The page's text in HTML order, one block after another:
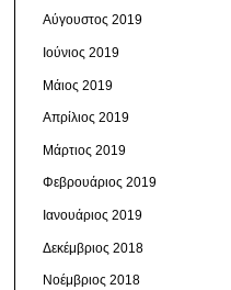
Αύγουστος 2019
Ιούνιος 2019
Μάιος 2019
Απρίλιος 2019
Μάρτιος 2019
Φεβρουάριος 2019
Ιανουάριος 2019
Δεκέμβριος 2018
Νοέμβριος 2018